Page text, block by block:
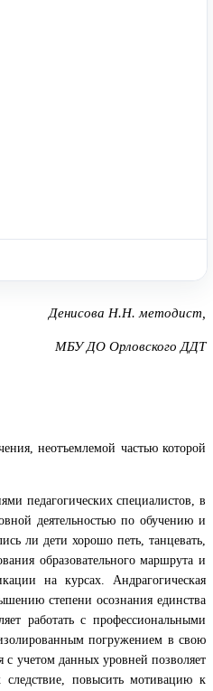
Денисова Н.Н. методист,
МБУ ДО Орловского ДДТ
неотъемлемой частью которой
педагогических специалистов, в
деятельностью по обучению и
ли дети хорошо петь, танцевать,
образовательного маршрута и
на курсах. Андрагогическая
степени осознания единства
работать с профессиональными
погружением в свою
с учетом данных уровней позволяет
повысить мотивацию к